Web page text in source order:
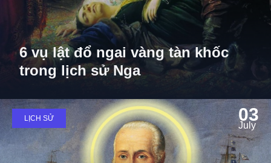
6 vụ lật đổ ngai vàng tàn khốc
trong lịch sử Nga
LỊCH SỬ 03
July